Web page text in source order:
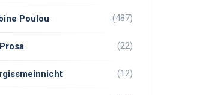
Poulou (487)
Prosa (22)
(12)